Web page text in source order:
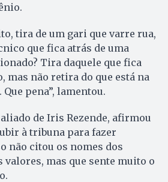
tira de um gari que varre rua,
que fica atrás de uma
Tira daquele que fica
mas não retira do que está na
Que pena”, lamentou.
de Iris Rezende, afirmou
à tribuna para fazer
não citou os nomes dos
valores, mas que sente muito o